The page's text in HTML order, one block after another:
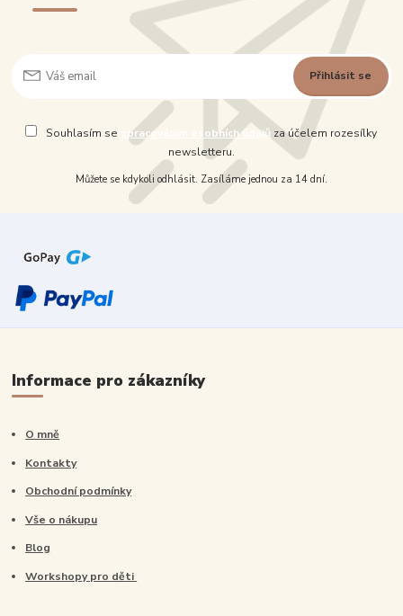
Přihlásit se
Souhlasím se zpracováním osobních údajů za účelem rozesílky
newsletteru.
Můžete se kdykoli odhlásit. Zasíláme jednou za 14 dní.
Informace pro zákazníky
O mně
Kontakty
Obchodní podmínky
Vše o nákupu
Blog
Workshopy pro děti